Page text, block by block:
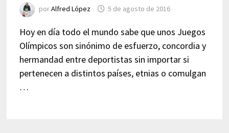
porAlfred López 5 de agosto de 2016
Hoy en día todo el mundo sabe que unos Juegos
Olímpicos son sinónimo de esfuerzo, concordia y
hermandad entre deportistas sin importar si
pertenecen a distintos países, etnias o comulgan
…